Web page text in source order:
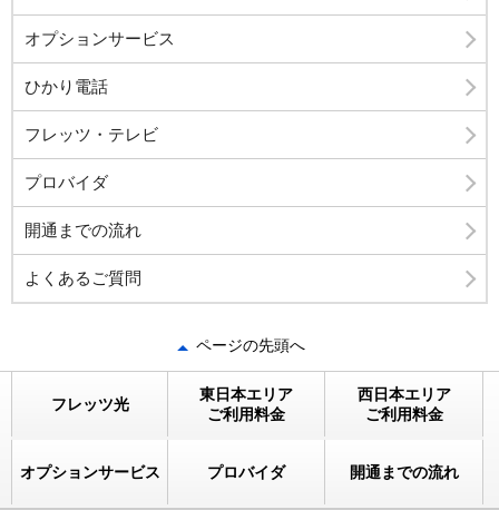
オプションサービス
ひかり電話
フレッツ・テレビ
プロバイダ
開通までの流れ
よくあるご質問
ページの先頭へ
フレッツ光
東日本エリア
ご利用料金
西日本エリア
ご利用料金
オプションサービス プロバイダ 開通までの流れ